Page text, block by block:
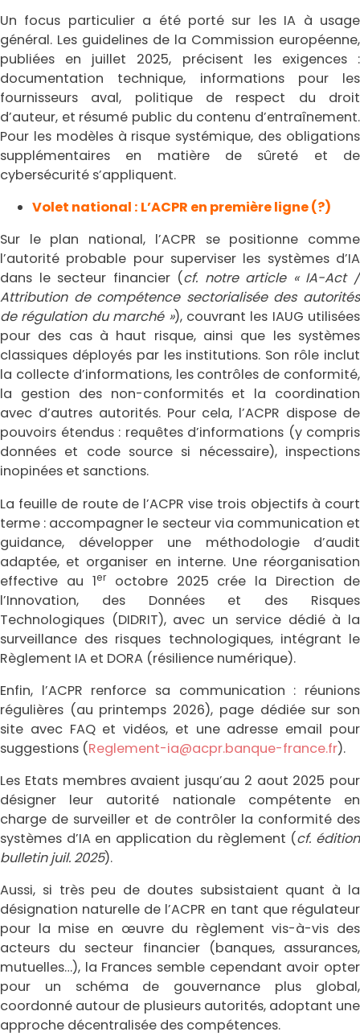
Un focus particulier a été porté sur les IA à usage
général. Les guidelines de la Commission européenne,
publiées en juillet 2025, précisent les exigences :
documentation technique, informations pour les
fournisseurs aval, politique de respect du droit
d’auteur, et résumé public du contenu d’entraînement.
Pour les modèles à risque systémique, des obligations
supplémentaires en matière de sûreté et de
cybersécurité s’appliquent.
Volet national : L’ACPR en première ligne (?)
Sur le plan national, l’ACPR se positionne comme
l’autorité probable pour superviser les systèmes d’IA
dans le secteur financier (cf. notre article « IA-Act /
Attribution de compétence sectorialisée des autorités
de régulation du marché »), couvrant les IAUG utilisées
pour des cas à haut risque, ainsi que les systèmes
classiques déployés par les institutions. Son rôle inclut
la collecte d’informations, les contrôles de conformité,
la gestion des non-conformités et la coordination
avec d’autres autorités. Pour cela, l’ACPR dispose de
pouvoirs étendus : requêtes d’informations (y compris
données et code source si nécessaire), inspections
inopinées et sanctions.
La feuille de route de l’ACPR vise trois objectifs à court
terme : accompagner le secteur via communication et
guidance, développer une méthodologie d’audit
adaptée, et organiser en interne. Une réorganisation
effective au 1eroctobre 2025 crée la Direction de
l’Innovation, des Données et des Risques
Technologiques (DIDRIT), avec un service dédié à la
surveillance des risques technologiques, intégrant le
Règlement IA et DORA (résilience numérique).
Enfin, l’ACPR renforce sa communication : réunions
régulières (au printemps 2026), page dédiée sur son
site avec FAQ et vidéos, et une adresse email pour
suggestions (Reglement-ia@acpr.banque-france.fr).
Les Etats membres avaient jusqu’au 2 aout 2025 pour
désigner leur autorité nationale compétente en
charge de surveiller et de contrôler la conformité des
systèmes d’IA en application du règlement (cf. édition
bulletin juil. 2025).
Aussi, si très peu de doutes subsistaient quant à la
désignation naturelle de l’ACPR en tant que régulateur
pour la mise en œuvre du règlement vis-à-vis des
acteurs du secteur financier (banques, assurances,
mutuelles…), la Frances semble cependant avoir opter
pour un schéma de gouvernance plus global,
coordonné autour de plusieurs autorités, adoptant une
approche décentralisée des compétences.